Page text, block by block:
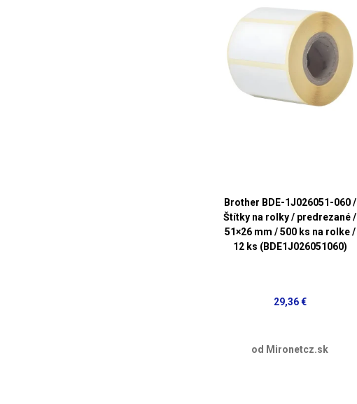
Brother BDE-1J026051-060 /
Štítky na rolky / predrezané /
51×26 mm / 500 ks na rolke /
12 ks (BDE1J026051060)
29,36 €
od Mironetcz.sk